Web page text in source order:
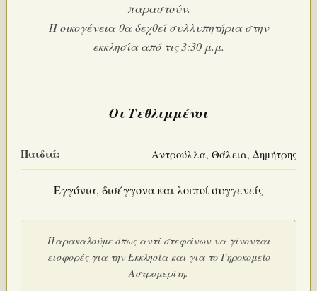
παραστούν.
Η οικογένεια θα δεχθεί συλλυπητήρια στην
εκκλησία από τις 3:30 μ.μ.
Οι Τεθλιμμένοι
Παιδιά: Αντρούλλα, Θάλεια, Δημήτρης
Εγγόνια, δισέγγονα και λοιποί συγγενείς
Παρακαλούμε όπως αντί στεφάνων να γίνονται
εισφορές για την Εκκλησία και για το Γηροκομείο
Αστρομερίτη.